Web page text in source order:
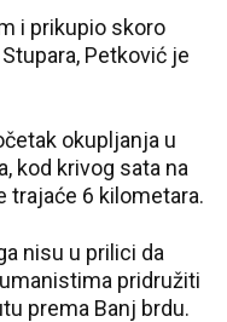
i prikupio skoro
Petković je
okupljanja u
kod krivog sata na
trajaće 6 kilometara.
nisu u prilici da
pridružiti
prema Banj brdu.